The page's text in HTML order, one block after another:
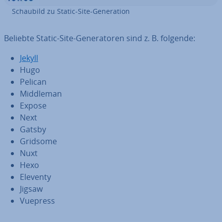
Schaubild zu Static-Site-Ge­ne­ra­ti­on
Beliebte Static-Site-Ge­ne­ra­to­ren sind z. B. folgende:
Jekyll
Hugo
Pelican
Middleman
Expose
Next
Gatsby
Gridsome
Nuxt
Hexo
Eleventy
Jigsaw
Vuepress